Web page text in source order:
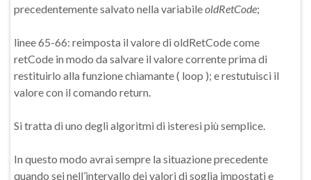
precedentemente salvato nella variabileoldRetCode;
linee 65-66: reimposta il valore di oldRetCode come
retCode in modo da salvare il valore corrente prima di
restituirlo alla funzione chiamante ( loop ); e restutuisci il
valore con il comando return.
Si tratta di uno degli algoritmi di isteresi più semplice.
In questo modo avrai sempre la situazione precedente
quando sei nell’intervallo dei valori di soglia impostati e